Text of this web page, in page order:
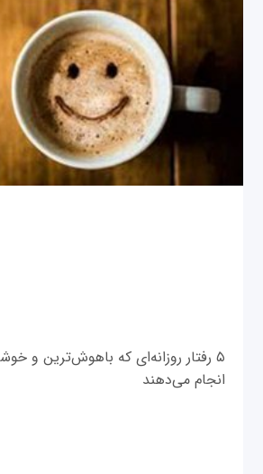
۵ رفتار روزانه‌ای که باهوش‌ترین و
انجام می‌دهند